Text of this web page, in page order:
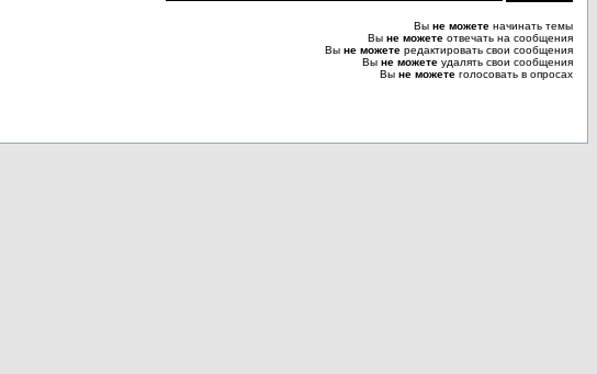
Вы не можете начинать темы
Вы не можете отвечать на сообщения
Вы не можете редактировать свои сообщения
Вы не можете удалять свои сообщения
Вы не можете голосовать в опросах